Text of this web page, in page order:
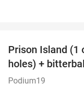
Prison Island (1
holes) +
Podium19